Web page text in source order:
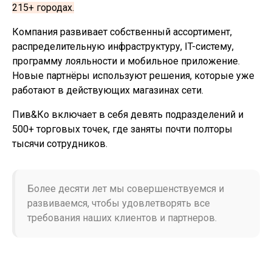
215+ городах.
Компания развивает собственный ассортимент,
распределительную инфраструктуру, IT-систему,
программу лояльности и мобильное приложение.
Новые партнёры используют решения, которые уже
работают в действующих магазинах сети.
Пив&Ко включает в себя девять подразделений и
500+ торговых точек, где заняты почти полторы
тысячи сотрудников.
Более десяти лет мы совершенствуемся и
развиваемся, чтобы удовлетворять все
требования наших клиентов и партнеров.